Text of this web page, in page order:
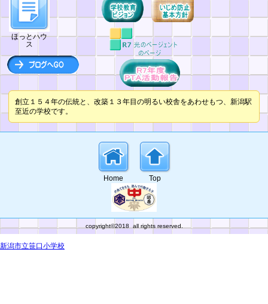
ほっとハウ
ス
創立１５４年の伝統と、改築１３年目の明るい校舎をあわせもつ、新潟駅
至近の学校です。
Home Top
copyright©2018 all rights reserved.
新潟市立笹口小学校